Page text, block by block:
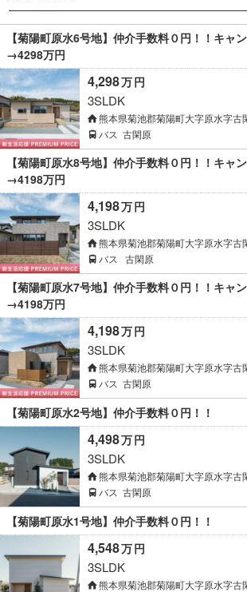
【菊陽町原水6号地】仲介手数料０円！！キャ
→4298万円
4,298万円
3SLDK
熊本県菊池郡菊陽町大字原水字古
バス 古閑原
【菊陽町原水8号地】仲介手数料０円！！キャ
→4198万円
4,198万円
3SLDK
熊本県菊池郡菊陽町大字原水字古
バス
古閑原
【菊陽町原水7号地】仲介手数料０円！！キャ
→4198万円
4,198万円
3SLDK
熊本県菊池郡菊陽町大字原水字古
バス 古閑原
【菊陽町原水2号地】仲介手数料０円！！
4,498万円
3SLDK
熊本県菊池郡菊陽町大字原水字古
バス 古閑原
【菊陽町原水1号地】仲介手数料０円！！
4,548万円
3SLDK
熊本県菊池郡菊陽町大字原水字古